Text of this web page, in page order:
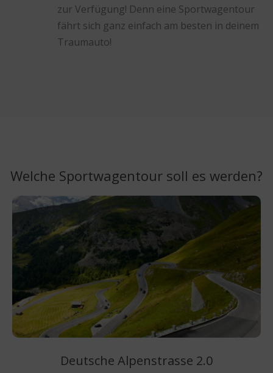
zur Verfügung! Denn eine Sportwagentour
fährt sich ganz einfach am besten in deinem
Traumauto!
Welche Sportwagentour soll es werden?
Deutsche Alpenstrasse 2.0